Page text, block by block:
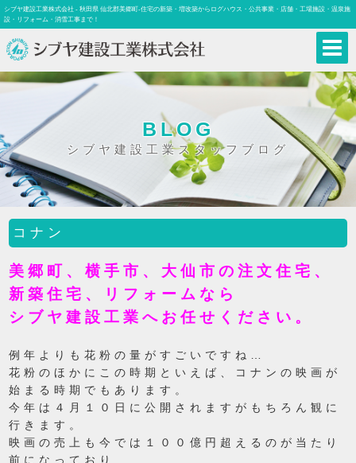
シブヤ建設工業株式会社 - 秋田県 仙北郡美郷町-住宅の新築・増改築からログハウス・公共事業・店舗・工場施設・温泉施
設・リフォーム・消雪工事まで！
BLOG
シブヤ建設工業スタッフブログ
コナン
美郷町、横手市、大仙市の注文住宅、
新築住宅、リフォームなら
シブヤ建設工業へお任せください。
例年よりも花粉の量がすごいですね…
花粉のほかにこの時期といえば、コナンの映画が
始まる時期でもあります。
今年は４月１０日に公開されますがもちろん観に
行きます。
映画の売上も今では１００億円超えるのが当たり
前になっており